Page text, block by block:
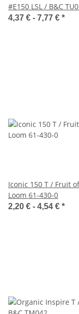
#E150 LSL / B&C
4,37 € - 7,77 € *
Iconic 150 T / Fruit
Loom 61-430-0
2,20 € - 4,54 € *